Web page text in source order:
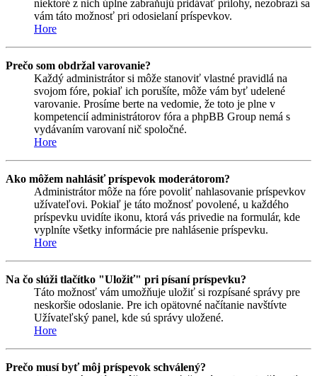
niektoré z nich úplne zabraňujú pridávať prílohy, nezobrazí sa
vám táto možnosť pri odosielaní príspevkov.
Hore
Prečo som obdržal varovanie?
Každý administrátor si môže stanoviť vlastné pravidlá na
svojom fóre, pokiaľ ich porušíte, môže vám byť udelené
varovanie. Prosíme berte na vedomie, že toto je plne v
kompetencií administrátorov fóra a phpBB Group nemá s
vydávaním varovaní nič spoločné.
Hore
Ako môžem nahlásiť príspevok moderátorom?
Administrátor môže na fóre povoliť nahlasovanie príspevkov
užívateľovi. Pokiaľ je táto možnosť povolené, u každého
príspevku uvidíte ikonu, ktorá vás privedie na formulár, kde
vyplníte všetky informácie pre nahlásenie príspevku.
Hore
Na čo slúži tlačítko "Uložiť" pri písaní príspevku?
Táto možnosť vám umožňuje uložiť si rozpísané správy pre
neskoršie odoslanie. Pre ich opätovné načítanie navštívte
Užívateľský panel, kde sú správy uložené.
Hore
Prečo musí byť môj príspevok schválený?